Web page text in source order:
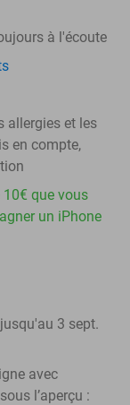
à l'écoute
allergies et les
en compte,
que vous
un iPhone
3 sept.
avec
l’aperçu :